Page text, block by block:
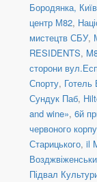
Бородянка,
центр М82,
мистецтв СБУ,
RESIDENTS,
сторони
Спорту, Готель
Сундук Паб,
and wine», 6й
червоного
Старицького, il
Підвал